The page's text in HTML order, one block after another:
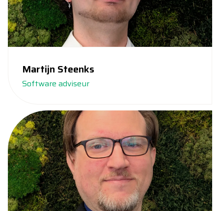
Software adviseur
Martijn Steenks